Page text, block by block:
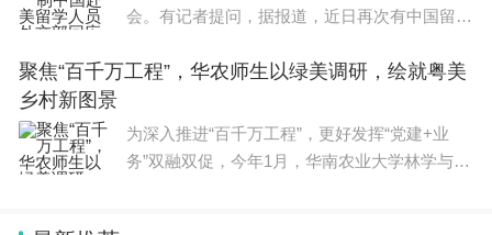
实施工作。考务工作应遵循公平、公正、科学、安全
以上就是为大家带来的艺考2024新政策 2024艺考考试时间，希
望能帮助到大家！
会。有记者提问，据报道，近日再次有中国留学
美方执法人员反复询问当事人政治背景和科研情
聚焦“百千万工程”，华农师生以绿美调研，绘就粤美
乡村新图景
为深入推进“百千万工程”，更好发挥“党建+业
务”双融双促，今年1月，华南农业大学林学与风